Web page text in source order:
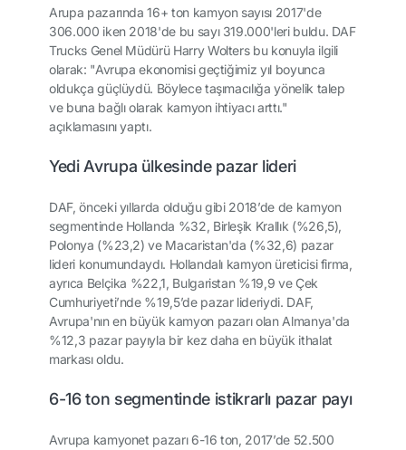
Arupa pazarında 16+ ton kamyon sayısı 2017'de
306.000 iken 2018'de bu sayı 319.000'leri buldu. DAF
Trucks Genel Müdürü Harry Wolters bu konuyla ilgili
olarak: "Avrupa ekonomisi geçtiğimiz yıl boyunca
oldukça güçlüydü. Böylece taşımacılığa yönelik talep
ve buna bağlı olarak kamyon ihtiyacı arttı."
açıklamasını yaptı.
Yedi Avrupa ülkesinde pazar lideri
DAF, önceki yıllarda olduğu gibi 2018’de de kamyon
segmentinde Hollanda %32, Birleşik Krallık (%26,5),
Polonya (%23,2) ve Macaristan'da (%32,6) pazar
lideri konumundaydı. Hollandalı kamyon üreticisi firma,
ayrıca Belçika %22,1, Bulgaristan %19,9 ve Çek
Cumhuriyeti’nde %19,5’de pazar lideriydi. DAF,
Avrupa'nın en büyük kamyon pazarı olan Almanya'da
%12,3 pazar payıyla bir kez daha en büyük ithalat
markası oldu.
6-16 ton segmentinde istikrarlı pazar payı
Avrupa kamyonet pazarı 6-16 ton, 2017’de 52.500